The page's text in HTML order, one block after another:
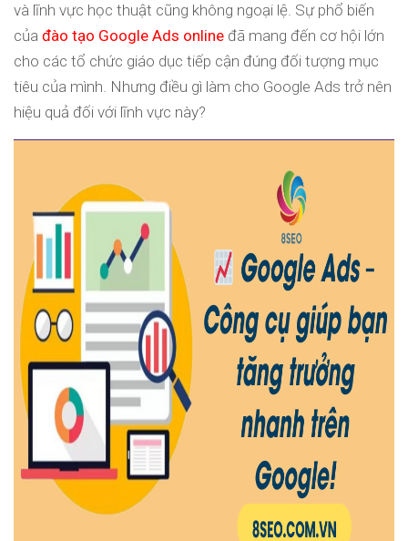
và lĩnh vực học thuật cũng không ngoại lệ. Sự phổ biến
của đào tạo Google Ads online đã mang đến cơ hội lớn
cho các tổ chức giáo dục tiếp cận đúng đối tượng mục
tiêu của mình. Nhưng điều gì làm cho Google Ads trở nên
hiệu quả đối với lĩnh vực này?